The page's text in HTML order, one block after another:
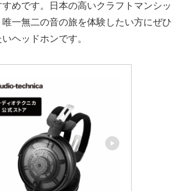
めです。日本の高いクラフトマンシッ
一無二の音の旅を体験したい方にぜひ
ヘッドホンです。